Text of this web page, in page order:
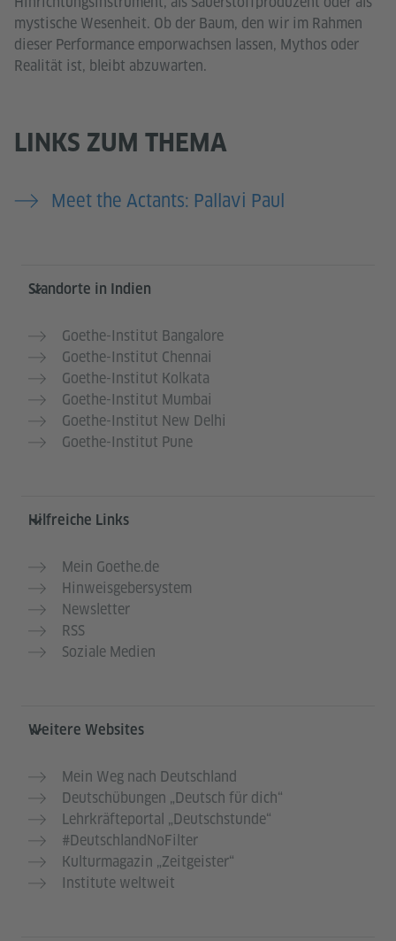
mystische Wesenheit. Ob der Baum, den wir im Rahmen
dieser Performance emporwachsen lassen, Mythos oder
Realität ist, bleibt abzuwarten.
LINKS ZUM THEMA
Meet the Actants: Pallavi Paul
Service- und Informationsbereich
Standorte in Indien
Goethe-Institut Bangalore
Goethe-Institut Chennai
Goethe-Institut Kolkata
Goethe-Institut Mumbai
Goethe-Institut New Delhi
Goethe-Institut Pune
Hilfreiche Links
Mein Goethe.de
Hinweisgebersystem
Newsletter
RSS
Soziale Medien
Weitere Websites
Mein Weg nach Deutschland
Deutschübungen „Deutsch für dich“
Lehrkräfteportal „Deutschstunde“
#DeutschlandNoFilter
Kulturmagazin „Zeitgeister“
Institute weltweit